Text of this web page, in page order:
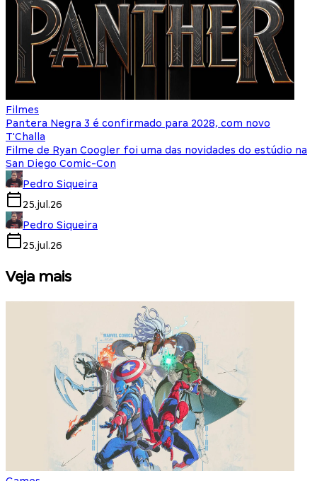
Filmes
Pantera Negra 3 é confirmado para 2028, com novo
T'Challa
Filme de Ryan Coogler foi uma das novidades do estúdio na
San Diego Comic-Con
Pedro Siqueira
25.jul.26
Pedro Siqueira
25.jul.26
Veja mais